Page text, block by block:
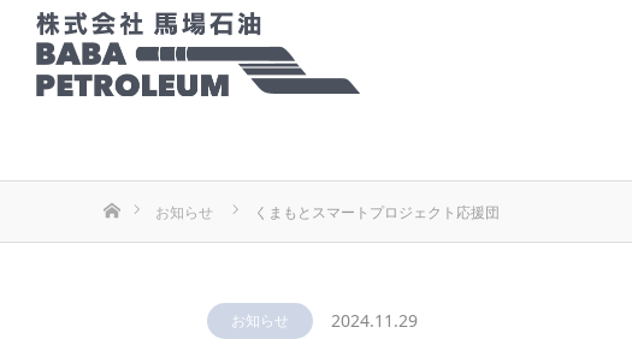
お知らせ
くまもとスマートプロジェクト応援団
お知らせ 2024.11.29